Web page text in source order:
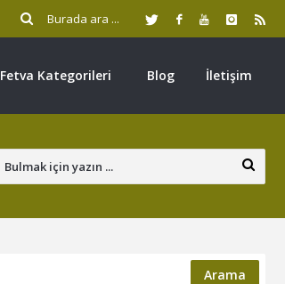
Fetva Kategorileri Blog İletişim
Arama